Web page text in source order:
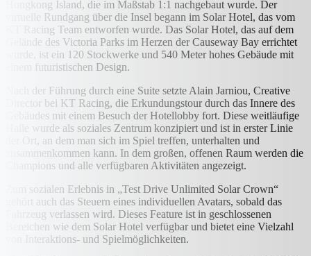
Hongkong Island, die im Maßstab 1:1 nachgebaut wurde. Der
virtuelle Rundgang über die Insel begann im Solar Hotel, das vom
KT Racing Team entworfen wurde. Das Solar Hotel, das auf dem
Gelände des Victoria Parks im Herzen der Causeway Bay errichtet
wurde, ist ein 120 Stockwerke und 540 Meter hohes Gebäude mit
einem futuristischen Design.
Nach der Führung durch eine Suite setzte Alain Jarniou, Creative
Director bei KT Racing, die Erkundungstour durch das Innere des
Gebäudes mit einem Besuch der Hotellobby fort. Diese weitläufige
Halle wurde als soziales Zentrum konzipiert und ist in erster Linie
der Ort, an dem man sich im Spiel treffen, unterhalten und
zusammenkommen kann. In dem großen, offenen Raum werden die
Champions und alle verfügbaren Aktivitäten angezeigt.
Zum sozialen Erlebnis in „Test Drive Unlimited Solar Crown“
gehört auch das Steuern eines individuellen Avatars, sobald das
Fahrzeug verlassen wird. Dieses Feature ist in geschlossenen
Bereichen wie dem Solar Hotel verfügbar und bietet eine Vielzahl
von Interaktions- und Spielmöglichkeiten.